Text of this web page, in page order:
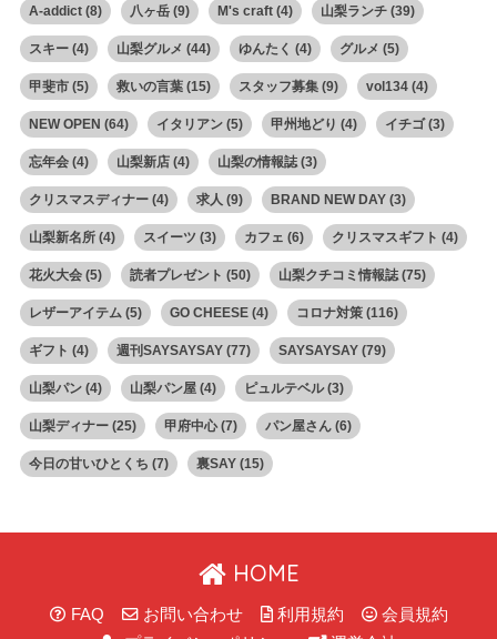
A-addict(8) 八ヶ岳(9) M's craft(4) 山梨ランチ(39)
スキー(4) 山梨グルメ (44) ゆんたく (4) グルメ (5)
甲斐市(5) 救いの言葉(15) スタッフ募集(9) vol134(4)
NEW OPEN (64) イタリアン(5) 甲州地どり (4) イチゴ(3)
忘年会(4) 山梨新店(4) 山梨の情報誌(3)
クリスマスディナー(4) 求人 (9) BRAND NEW DAY(3)
山梨新名所(4) スイーツ (3) カフェ (6) クリスマスギフト (4)
花火大会(5) 読者プレゼント (50) 山梨クチコミ情報誌(75)
レザーアイテム(5) GO CHEESE(4) コロナ対策(116)
ギフト (4) 週刊SAYSAYSAY(77) SAYSAYSAY(79)
山梨パン(4) 山梨パン屋(4) ピュルテベル(3)
山梨ディナー(25) 甲府中心(7) パン屋さん(6)
今日の甘いひとくち (7) 裏SAY(15)
HOME
FAQ お問い合わせ 利用規約
会員規約